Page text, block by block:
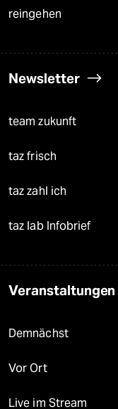
reingehen
Newsletter
team zukunft
taz frisch
taz zahl ich
taz lab Infobrief
Veranstaltungen
Demnächst
Vor Ort
Live im Stream